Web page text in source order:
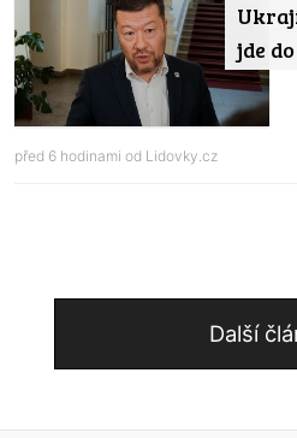
jde
před 6 hodinami od Lidovky.cz
Další